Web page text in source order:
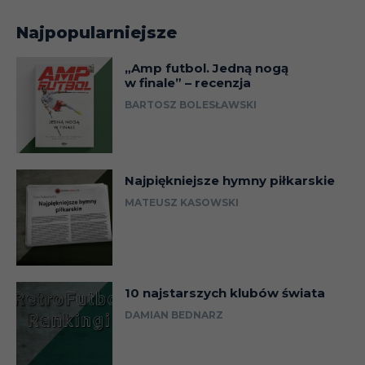
Najpopularniejsze
„Amp futbol. Jedną nogą
w finale” – recenzja
BARTOSZ BOLESŁAWSKI
Najpiękniejsze hymny piłkarskie
MATEUSZ KASOWSKI
10 najstarszych klubów świata
DAMIAN BEDNARZ